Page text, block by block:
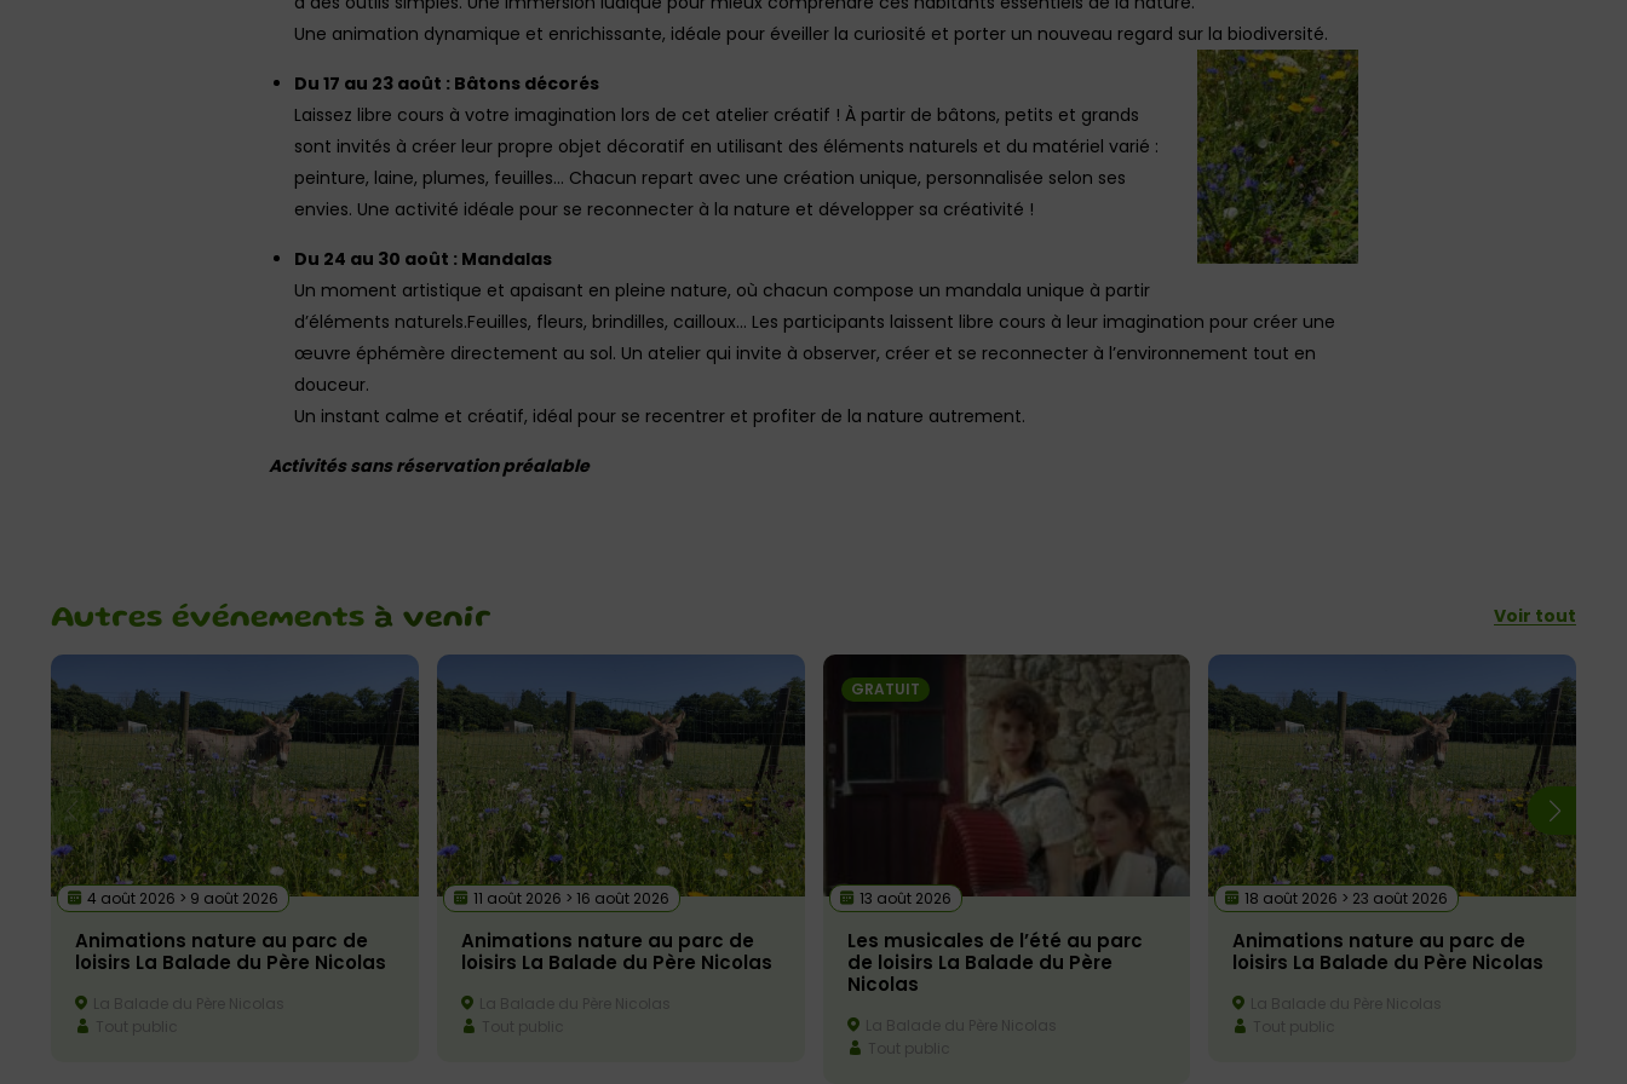
Une animation dynamique et enrichissante, idéale pour éveiller la curiosité et porter un nouveau regard sur la biodiversité.
Du 17 au 23 août : Bâtons décorés
Laissez libre cours à votre imagination lors de cet atelier créatif ! À partir de bâtons, petits et grands
sont invités à créer leur propre objet décoratif en utilisant des éléments naturels et du matériel varié :
peinture, laine, plumes, feuilles… Chacun repart avec une création unique, personnalisée selon ses
envies. Une activité idéale pour se reconnecter à la nature et développer sa créativité !
Du 24 au 30 août : Mandalas
Un moment artistique et apaisant en pleine nature, où chacun compose un mandala unique à partir
d’éléments naturels.Feuilles, fleurs, brindilles, cailloux… Les participants laissent libre cours à leur imagination pour créer une
œuvre éphémère directement au sol. Un atelier qui invite à observer, créer et se reconnecter à l’environnement tout en
douceur.
Un instant calme et créatif, idéal pour se recentrer et profiter de la nature autrement.
Activités sans réservation préalable
Autres événements à venir Voir tout
4 août 2026 > 9 août 2026
Animations nature au parc de
loisirs La Balade du Père Nicolas
La Balade du Père Nicolas
Tout public
11 août 2026 > 16 août 2026
Animations nature au parc de
loisirs La Balade du Père Nicolas
La Balade du Père Nicolas
Tout public
13 août 2026
Les musicales de l’été au parc
de loisirs La Balade du Père
Nicolas
La Balade du Père Nicolas
Tout public
GRATUIT
18 août 2026 > 23 août 2026
Animations nature au parc de
loisirs La Balade du Père Nicolas
La Balade du Père Nicolas
Tout public